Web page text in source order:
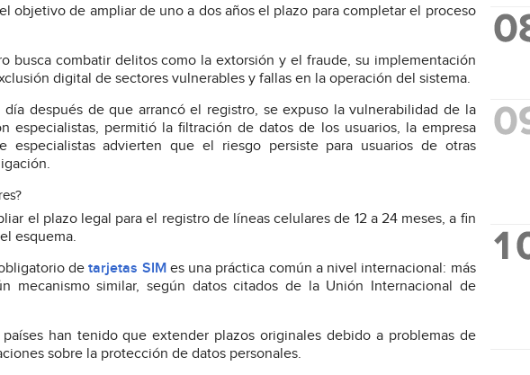
objetivo de ampliar de uno a dos años el plazo para completar el proceso
busca combatir delitos como la extorsión y el fraude, su implementación
digital de sectores vulnerables y fallas en la operación del sistema.
después de que arrancó el registro, se expuso la vulnerabilidad de la
especialistas, permitió la filtración de datos de los usuarios, la empresa
especialistas advierten que el riesgo persiste para usuarios de otras
el plazo legal para el registro de líneas celulares de 12 a 24 meses, a fin
esquema.
detarjetas SIMes una práctica común a nivel internacional: más
similar, según datos citados de la Unión Internacional de
han tenido que extender plazos originales debido a problemas de
sobre la protección de datos personales.